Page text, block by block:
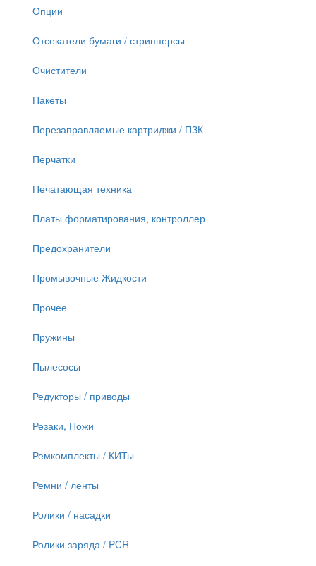
Опции
Отсекатели бумаги / стрипперсы
Очистители
Пакеты
Перезаправляемые картриджи / ПЗК
Перчатки
Печатающая техника
Платы форматирования, контроллер
Предохранители
Промывочные Жидкости
Прочее
Пружины
Пылесосы
Редукторы / приводы
Резаки, Ножи
Ремкомплекты / КИТы
Ремни / ленты
Ролики / насадки
Ролики заряда / PCR